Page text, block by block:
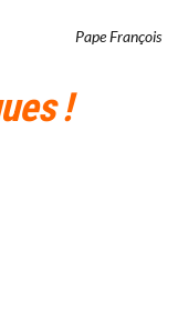
Pape François
!